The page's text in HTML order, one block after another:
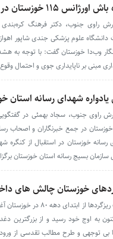
۱۱۵ خوزستان در پی اعلام هشدار جوی
راوی جنوب، دکتر فرهنگ
وب‌دا خوزستان گفت: با توجه به
مبنی بر ناپایداری جوی و احتمال
یادواره شهدای رسانه استان
راوی جنوب، سجاد بهمئی در
در جمع خبرنگاران و اصحاب
خوزستان در استقبال از کنگره
سازمان بسیج رسانه استان خوزستان
خوزستان چالش های
مبحث ریزگردها از
تاکنون به اوج خود رسید و از
با بی توجهی و طرح مطالب تقدسی از